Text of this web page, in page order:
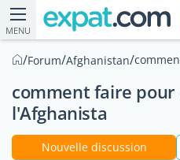
MENU
/Forum/Afghanistan/
comment faire
l'Afghanista
Nouvelle discussion